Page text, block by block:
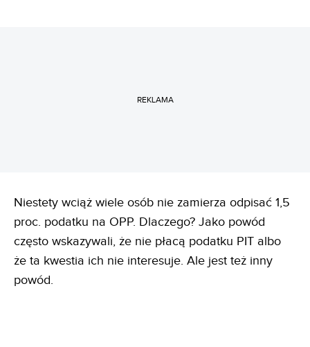
REKLAMA
Niestety wciąż wiele osób nie zamierza odpisać 1,5
proc. podatku na OPP. Dlaczego? Jako powód
często wskazywali, że nie płacą podatku PIT albo
że ta kwestia ich nie interesuje. Ale jest też inny
powód.